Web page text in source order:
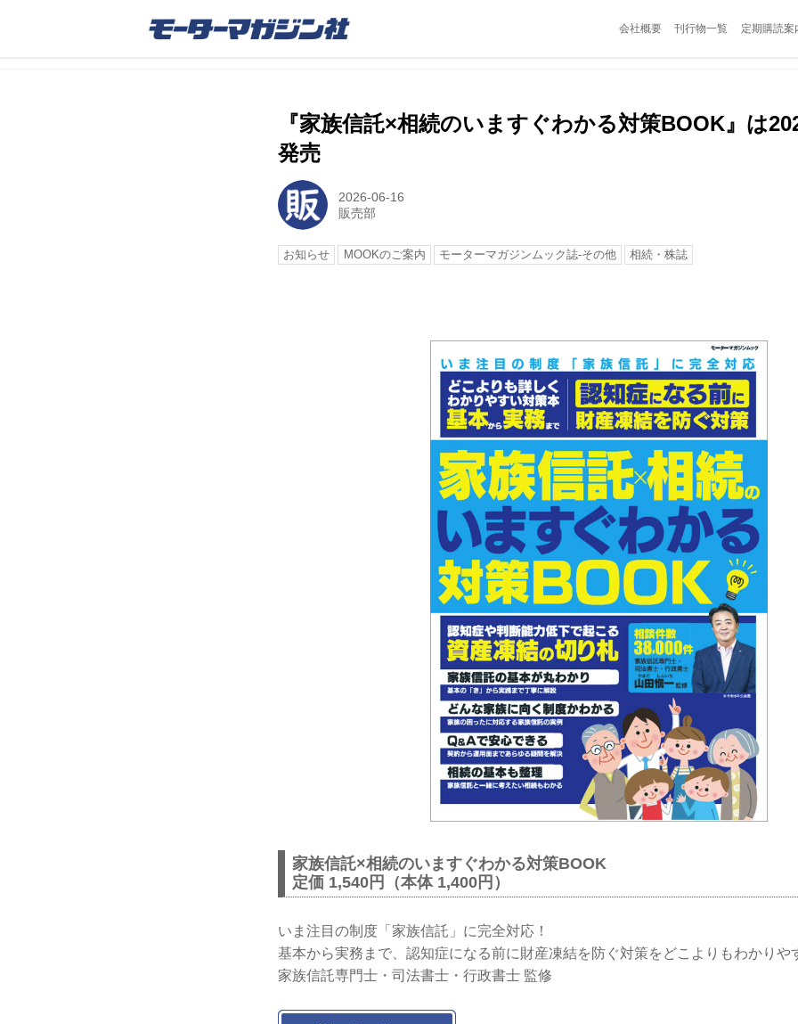
会社概要 刊行物一覧 定期購読案
『家族信託×相続のいますぐわかる対策BOOK』は
発売
2026-06-16
販売部
お知らせ MOOKのご案内 モーターマガジンムック誌-その他 相続・株誌
家族信託×相続のいますぐわかる対策BOOK
定価 1,540円（本体 1,400円）
いま注目の制度「家族信託」に完全対応！
基本から実務まで、認知症になる前に財産凍結を防ぐ対策をどこよりもわかりや
家族信託専門士・司法書士・行政書士 監修